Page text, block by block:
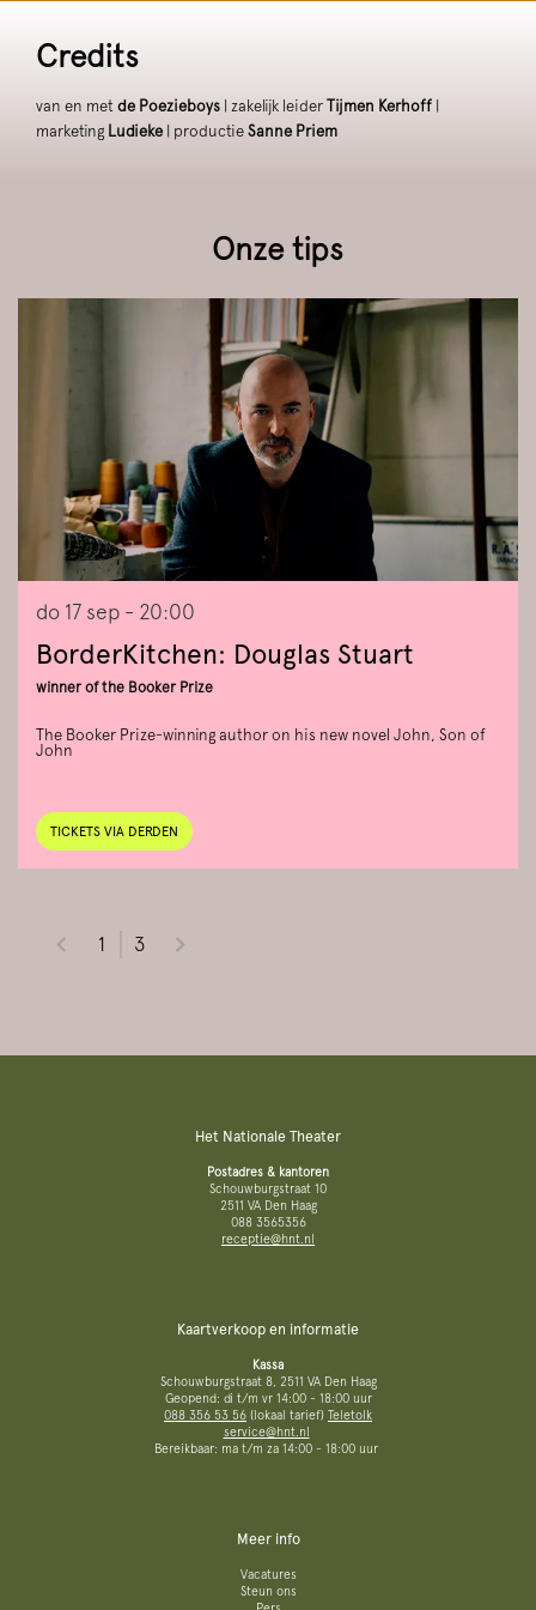
Credits
van en met de Poezieboys | zakelijk leider Tijmen Kerhoff
marketing Ludieke | productie Sanne Priem
Onze tips
BorderKitchen: Douglas Stuart
winner of the Booker Prize
The Booker Prize-winning author on his new novel John, Son of
John
do 17 sep - 20:00
TICKETS VIA DERDEN
1 3
Het Nationale Theater
Postadres & kantoren
Schouwburgstraat 10
2511 VA Den Haag
088 3565356
receptie@hnt.nl
Kaartverkoop en informatie
Kassa
Schouwburgstraat 8, 2511 VA Den Haag
Geopend: di t/m vr 14:00 - 18:00 uur
088 356 53 56 (lokaal tarief) Teletolk
service@hnt.nl
Bereikbaar: ma t/m za 14:00 - 18:00 uur
Meer info
Vacatures
Steun ons